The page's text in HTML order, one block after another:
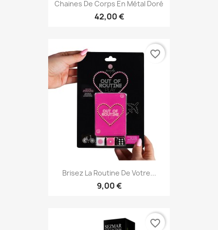
Chaines De Corps En Métal Doré
42,00 €
Brisez La Routine De Votre...
9,00 €
favorite_border
favorite_border